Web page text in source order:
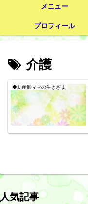
メニュー
プロフィール
介護
◆助産師ママの生きざま
人気記事